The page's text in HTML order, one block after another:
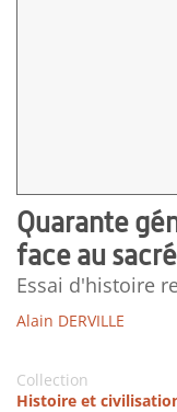
Quarante
face au sacré
Essai d'histoire
Alain DERVILLE
Collection
Histoire et